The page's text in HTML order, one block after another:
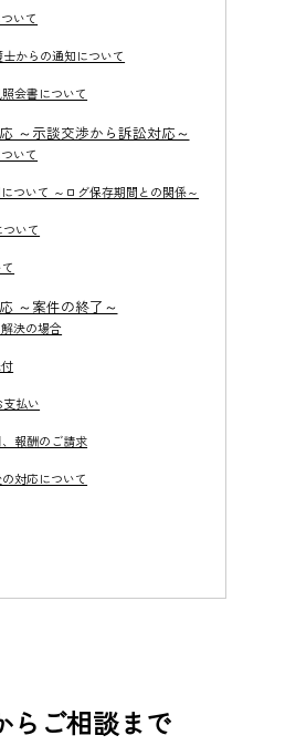
いて
士からの通知について
照会書について
～示談交渉から訴訟対応～
いて
について ～ログ保存期間との関係～
ついて
～案件の終了～
解決の場合
支払い
、報酬のご請求
の対応について
ご相談まで